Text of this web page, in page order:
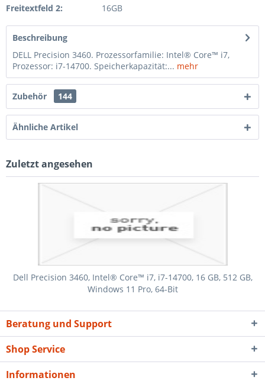
Freitextfeld 2:
16GB
Beschreibung
DELL Precision 3460. Prozessorfamilie: Intel® Core™ i7,
Prozessor: i7-14700. Speicherkapazität:... mehr
Zubehör 144
Ähnliche Artikel
Zuletzt angesehen
Dell Precision 3460, Intel® Core™ i7, i7-14700, 16 GB, 512 GB,
Windows 11 Pro, 64-Bit
Beratung und Support
Shop Service
Informationen